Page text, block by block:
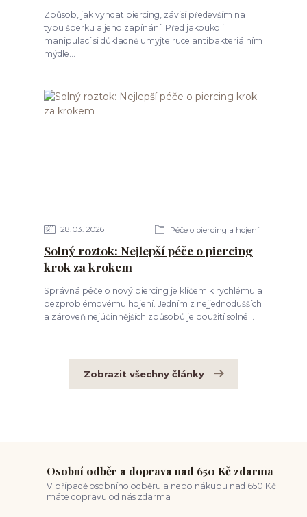
Způsob, jak vyndat piercing, závisí především na
typu šperku a jeho zapínání. Před jakoukoli
manipulací si důkladně umyjte ruce antibakteriálním
mýdle...
28 03 2026 Péče o piercing a hojení
Solný roztok: Nejlepší péče o piercing
krok za krokem
Správná péče o nový piercing je klíčem k rychlému a
bezproblémovému hojení. Jedním z nejjednodušších
a zároveň nejúčinnějších způsobů je použití solné...
Zobrazit všechny články
Osobní odběr a doprava nad 650 Kč zdarma
V případě osobního odběru a nebo nákupu nad 650 Kč
máte dopravu od nás zdarma